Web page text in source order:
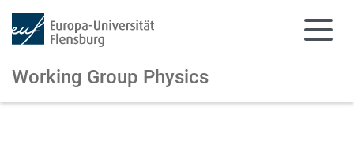
Working Group Physics